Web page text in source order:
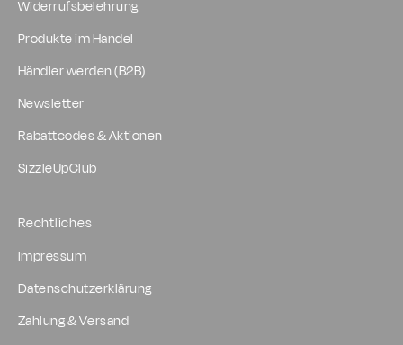
Widerrufsbelehrung
Produkte im Handel
Händler werden (B2B)
Newsletter
Rabattcodes & Aktionen
SizzleUpClub
Rechtliches
Impressum
Datenschutzerklärung
Zahlung & Versand